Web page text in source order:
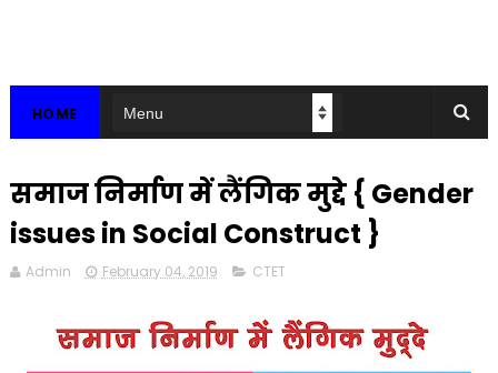
HOME
समाज निर्माण में लैंगिक मुद्दे { Gender
issues in Social Construct }
Admin February 04, 2019 CTET